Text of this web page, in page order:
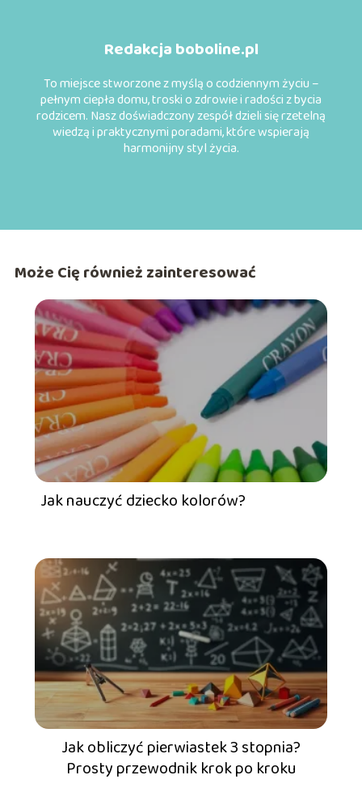
Redakcja boboline.pl
To miejsce stworzone z myślą o codziennym życiu –
pełnym ciepła domu, troski o zdrowie i radości z bycia
rodzicem. Nasz doświadczony zespół dzieli się rzetelną
wiedzą i praktycznymi poradami, które wspierają
harmonijny styl życia.
Może Cię również zainteresować
Jak nauczyć dziecko kolorów?
Jak obliczyć pierwiastek 3 stopnia?
Prosty przewodnik krok po kroku